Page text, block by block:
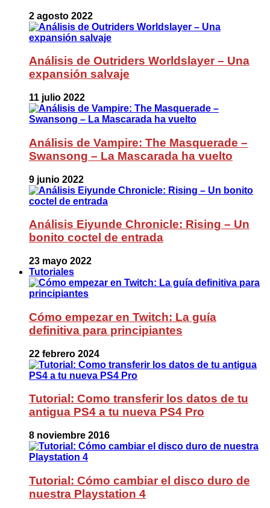
2 agosto 2022
Análisis de Outriders Worldslayer – Una
expansión salvaje
11 julio 2022
Análisis de Vampire: The Masquerade –
Swansong – La Mascarada ha vuelto
9 junio 2022
Análisis Eiyunde Chronicle: Rising – Un
bonito coctel de entrada
23 mayo 2022
Tutoriales
Cómo empezar en Twitch: La guía
definitiva para principiantes
22 febrero 2024
Tutorial: Como transferir los datos de tu
antigua PS4 a tu nueva PS4 Pro
8 noviembre 2016
Tutorial: Cómo cambiar el disco duro de
nuestra Playstation 4